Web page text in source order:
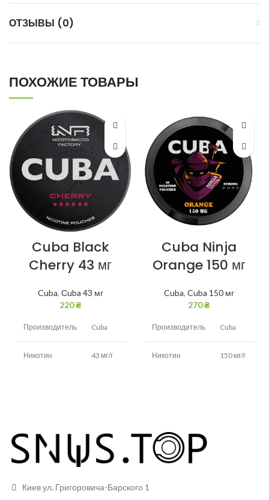
ОТЗЫВЫ (0)
ПОХОЖИЕ ТОВАРЫ
Cuba Black
Cherry 43 мг
Cuba, Сuba 43 мг
220₴
Производитель Cuba
Никотин 43 мг/г
Размер
Тонкие
Cuba Ninja
Orange 150 мг
Cuba, Cuba 150 мг
270₴
Производитель Cuba
Никотин 150 мг/г
Размер
пакетиков
Киев ул. Григоровича-Барского 1